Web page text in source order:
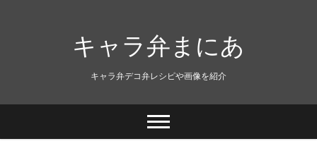
キャラ弁まにあ
キャラ弁デコ弁レシピや画像を紹介